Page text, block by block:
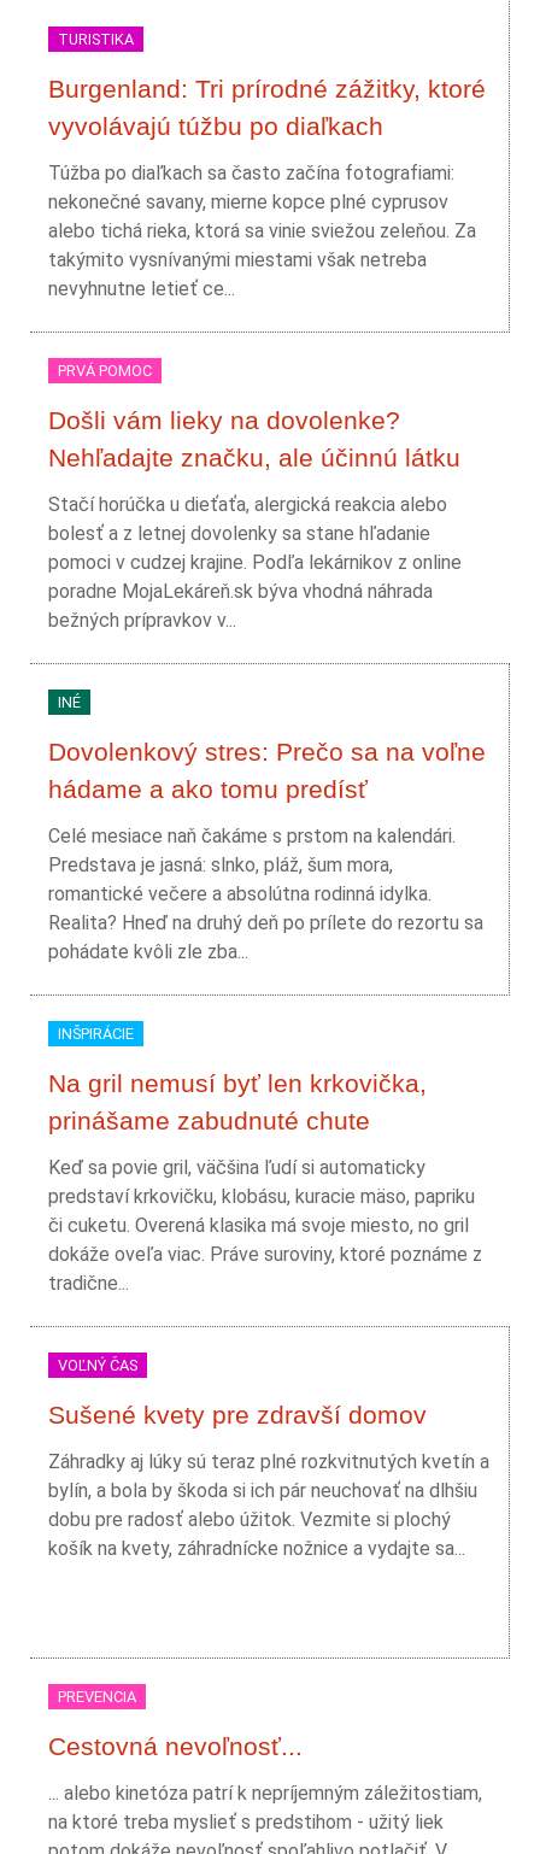
TURISTIKA
Burgenland: Tri prírodné zážitky, ktoré
vyvolávajú túžbu po diaľkach
Túžba po diaľkach sa často začína fotografiami:
nekonečné savany, mierne kopce plné cyprusov
alebo tichá rieka, ktorá sa vinie sviežou zeleňou. Za
takýmito vysnívanými miestami však netreba
nevyhnutne letieť ce...
PRVÁ POMOC
Došli vám lieky na dovolenke?
Nehľadajte značku, ale účinnú látku
Stačí horúčka u dieťaťa, alergická reakcia alebo
bolesť a z letnej dovolenky sa stane hľadanie
pomoci v cudzej krajine. Podľa lekárnikov z online
poradne MojaLekáreň.sk býva vhodná náhrada
bežných prípravkov v...
INÉ
Dovolenkový stres: Prečo sa na voľne
hádame a ako tomu predísť
Celé mesiace naň čakáme s prstom na kalendári.
Predstava je jasná: slnko, pláž, šum mora,
romantické večere a absolútna rodinná idylka.
Realita? Hneď na druhý deň po prílete do rezortu sa
pohádate kvôli zle zba...
INŠPIRÁCIE
Na gril nemusí byť len krkovička,
prinášame zabudnuté chute
Keď sa povie gril, väčšina ľudí si automaticky
predstaví krkovičku, klobásu, kuracie mäso, papriku
či cuketu. Overená klasika má svoje miesto, no gril
dokáže oveľa viac. Práve suroviny, ktoré poznáme z
tradične...
VOĽNÝ ČAS
Sušené kvety pre zdravší domov
Záhradky aj lúky sú teraz plné rozkvitnutých kvetín a
bylín, a bola by škoda si ich pár neuchovať na dlhšiu
dobu pre radosť alebo úžitok. Vezmite si plochý
košík na kvety, záhradnícke nožnice a vydajte sa...
PREVENCIA
Cestovná nevoľnosť...
... alebo kinetóza patrí k nepríjemným záležitostiam,
na ktoré treba myslieť s predstihom - užitý liek